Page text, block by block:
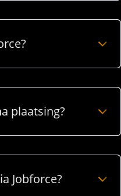
plaatsing?
Jobforce?